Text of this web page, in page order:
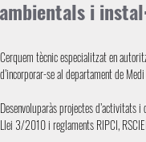
ambientals i
Cerquem tècnic especialitzat en
d’incorporar-se al departament de
Desenvoluparàs projectes d’activitats
Llei 3/2010 i reglaments RIPCI,